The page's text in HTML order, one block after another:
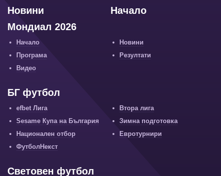
Начало
Новини
Мондиал 2026
Начало
Новини
Програма
Резултати
Видео
БГ футбол
efbet Лига
Втора лига
Sesame Купа на България
Зимна подготовка
Национален отбор
Евротурнири
ФутболНекст
Световен футбол